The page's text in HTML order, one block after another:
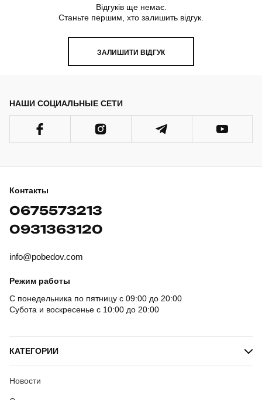
Відгуків ще немає.
Станьте першим, хто залишить відгук.
ЗАЛИШИТИ ВІДГУК
НАШИ СОЦИАЛЬНЫЕ СЕТИ
Контакты
0675573213
0931363120
info@pobedov.com
Режим работы
С понедельника по пятницу с 09:00 до 20:00
Субота и воскресенье с 10:00 до 20:00
КАТЕГОРИИ
Новости